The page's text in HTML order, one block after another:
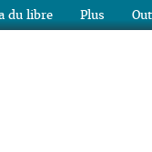
du libre Plus